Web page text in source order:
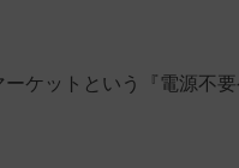
ケットという『電源不